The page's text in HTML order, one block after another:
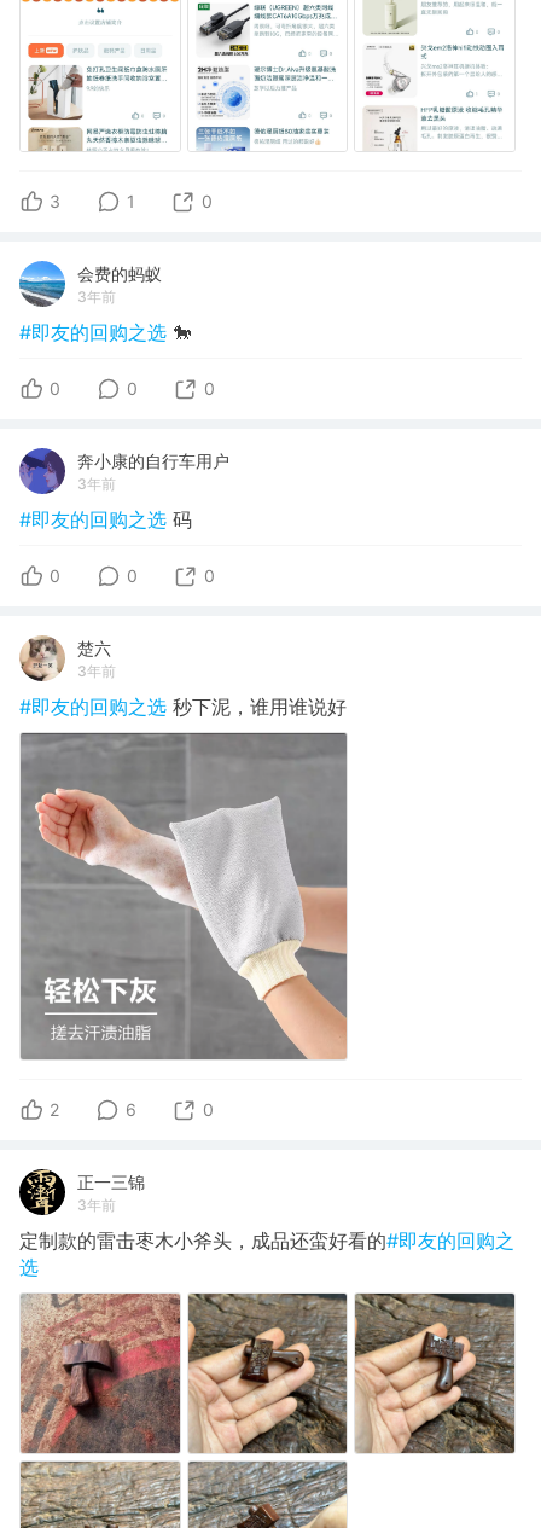
3 1 0
会费的蚂蚁
3年前
#即友的回购之选 🐎
0 0 0
奔小康的自行车用户
3年前
#即友的回购之选 码
0 0 0
楚六
3年前
#即友的回购之选 秒下泥，谁用谁说好
2 6 0
正一三锦
3年前
定制款的雷击枣木小斧头，成品还蛮好看的#即友的回购之
选